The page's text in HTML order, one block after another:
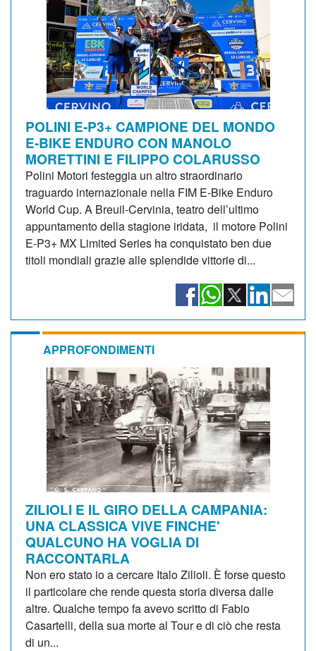
POLINI E-P3+ CAMPIONE DEL MONDO
E-BIKE ENDURO CON MANOLO
MORETTINI E FILIPPO COLARUSSO
Polini Motori festeggia un altro straordinario
traguardo internazionale nella FIM E-Bike Enduro
World Cup. A Breuil-Cervinia, teatro dell’ultimo
appuntamento della stagione iridata, il motore Polini
E-P3+ MX Limited Series ha conquistato ben due
titoli mondiali grazie alle splendide vittorie di...
APPROFONDIMENTI
ZILIOLI E IL GIRO DELLA CAMPANIA:
UNA CLASSICA VIVE FINCHE'
QUALCUNO HA VOGLIA DI
RACCONTARLA
Non ero stato io a cercare Italo Zilioli. È forse questo
il particolare che rende questa storia diversa dalle
altre. Qualche tempo fa avevo scritto di Fabio
Casartelli, della sua morte al Tour e di ciò che resta
di un...